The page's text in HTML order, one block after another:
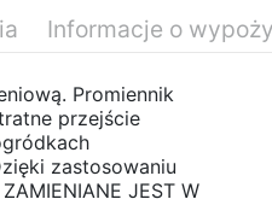
Informacje o
Promiennik
przejście
zastosowaniu
JEST W